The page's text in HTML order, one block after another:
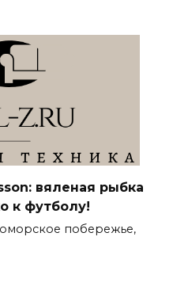
вяленая рыбка
к футболу!
побережье,